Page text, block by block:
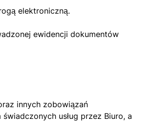
elektroniczną.
ewidencji dokumentów
innych zobowiązań
usług przez Biuro, a